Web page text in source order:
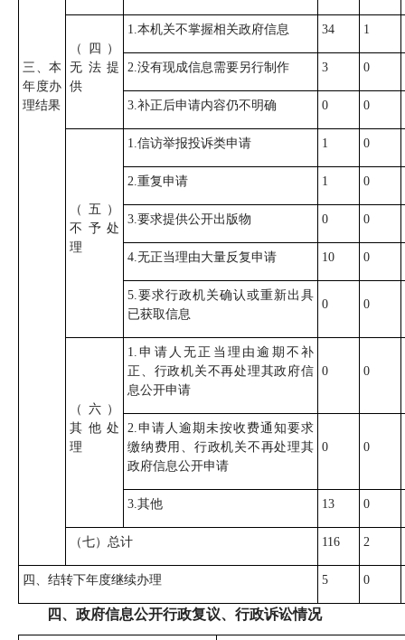
三、本
年度办
理结果
（四）
无法提
供
1.本机关不掌握相关政府信息 34 1
2.没有现成信息需要另行制作 3 0
3.补正后申请内容仍不明确 0 0
（五）
不予处
理
1.信访举报投诉类申请 1 0
2.重复申请 1 0
3.要求提供公开出版物 0 0
4.无正当理由大量反复申请 10 0
5.要求行政机关确认或重新出具
已获取信息
0 0
（六）
其他处
理
1.申请人无正当理由逾期不补
正、行政机关不再处理其政府信
息公开申请
0 0
2.申请人逾期未按收费通知要求
缴纳费用、行政机关不再处理其
政府信息公开申请
0 0
3.其他 13 0
（七）总计 116 2
四、结转下年度继续办理 5 0
四、政府信息公开行政复议、行政诉讼情况